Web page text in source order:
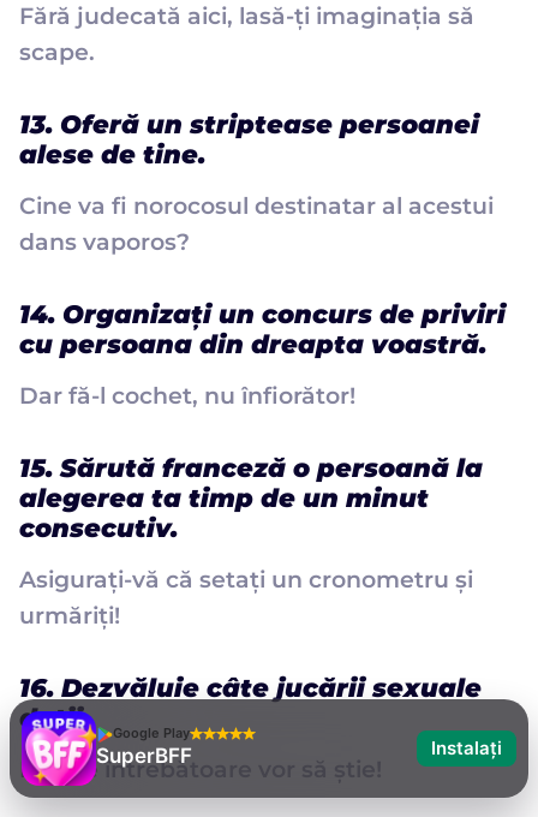
Fără judecată aici, lasă-ți imaginația să
scape.
13. Oferă un striptease persoanei
alese de tine.
Cine va fi norocosul destinatar al acestui
dans vaporos?
14. Organizați un concurs de priviri
cu persoana din dreapta voastră.
Dar fă-l cochet, nu înfiorător!
15. Sărută franceză o persoană la
alegerea ta timp de un minut
consecutiv.
Asigurați-vă că setați un cronometru și
urmăriți!
16. Dezvăluie câte jucării sexuale
deții.
Mințile întrebătoare vor să știe!
Google Play
SuperBFF Instalați